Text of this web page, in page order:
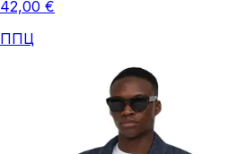
42,00 €
ППЦ